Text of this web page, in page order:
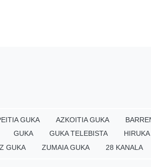
GUKA AZKOITIA GUKA
GUKA
GUKA TELEBISTA
HIRUKA
GUKA
ZUMAIA GUKA 28 KANALA